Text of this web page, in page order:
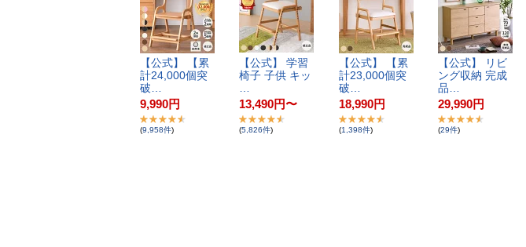
【​公​式​】​ ​【​累​
計​2​4​,​0​0​0​個​突​
破​…
9,990円
(9,958件)
【​公​式​】​ ​学​習​
椅​子​ ​子​供​ ​キ​ッ​
13,490円〜
(5,826件)
【​公​式​】​ ​【​累​
計​2​3​,​0​0​0​個​突​
破​…
18,990円
(1,398件)
【​公​式​】​ ​リ​ビ​
ン​グ​収​納​ ​完​成​
品​…
29,990円
(29件)